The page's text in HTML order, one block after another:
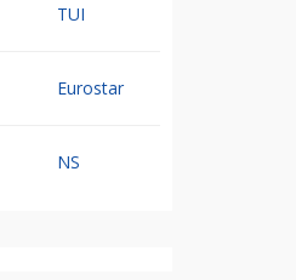
TUI
Eurostar
NS